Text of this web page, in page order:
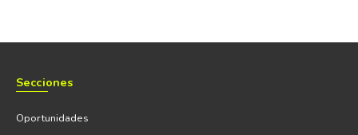
Secciones
Oportunidades